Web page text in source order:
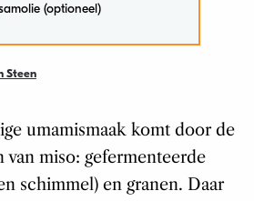
(optioneel)
Steen
umamismaak komt door de
miso: gefermenteerde
schimmel) en granen. Daar